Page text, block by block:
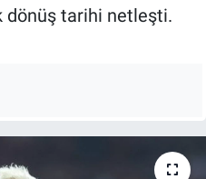
dönüş tarihi netleşti.